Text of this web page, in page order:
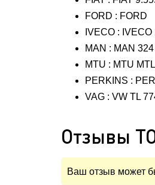
FORD : FORD
IVECO :
MAN : MAN
MTU : MTU
PERKINS :
VAG : VW TL
Отзывы
Ваш отзыв может